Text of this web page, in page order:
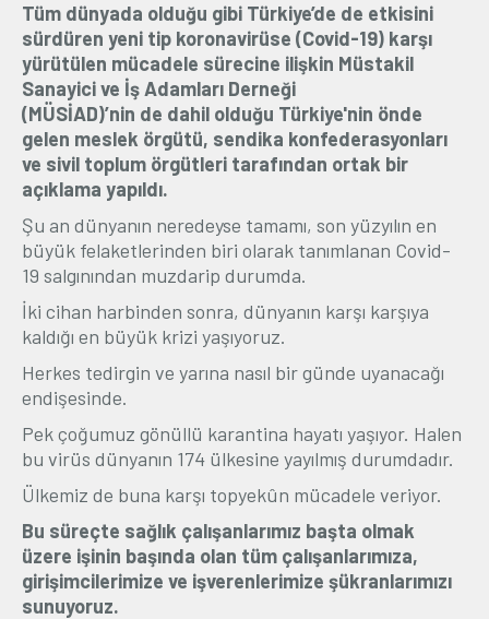
Üyelik
E-İşlemler
İletişim
Tüm dünyada olduğu gibi Türkiye’de de etkisini
sürdüren yeni tip koronavirüse (Covid-19) karşı
yürütülen mücadele sürecine ilişkin Müstakil
Sanayici ve İş Adamları Derneği
(MÜSİAD)’nin de dahil olduğu Türkiye'nin önde
gelen meslek örgütü, sendika konfederasyonları
ve sivil toplum örgütleri tarafından ortak bir
açıklama yapıldı.
Şu an dünyanın neredeyse tamamı, son yüzyılın en
büyük felaketlerinden biri olarak tanımlanan Covid-
19 salgınından muzdarip durumda.
İki cihan harbinden sonra, dünyanın karşı karşıya
kaldığı en büyük krizi yaşıyoruz.
Herkes tedirgin ve yarına nasıl bir günde uyanacağı
endişesinde.
Pek çoğumuz gönüllü karantina hayatı yaşıyor. Halen
bu virüs dünyanın 174 ülkesine yayılmış durumdadır.
Ülkemiz de buna karşı topyekûn mücadele veriyor.
Bu süreçte sağlık çalışanlarımız başta olmak
üzere işinin başında olan tüm çalışanlarımıza,
girişimcilerimize ve işverenlerimize şükranlarımızı
sunuyoruz.